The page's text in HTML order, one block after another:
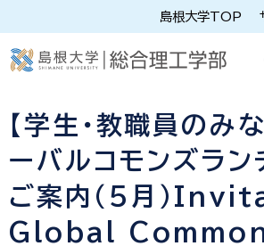
島根大学TOP
【学生・教職員のみ
ーバルコモンズラン
ご案内（５月）
Global